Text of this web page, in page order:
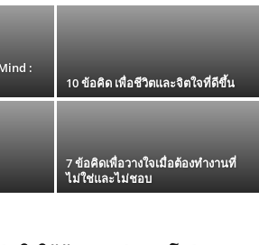
:
10 ข้อคิด เพื่อชีวิตและจิตใจที่ดีขึ้น
7 ข้อคิดเพื่อวางใจเมื่อต้องทำงานที่
ไม่ใช่และไม่ชอบ